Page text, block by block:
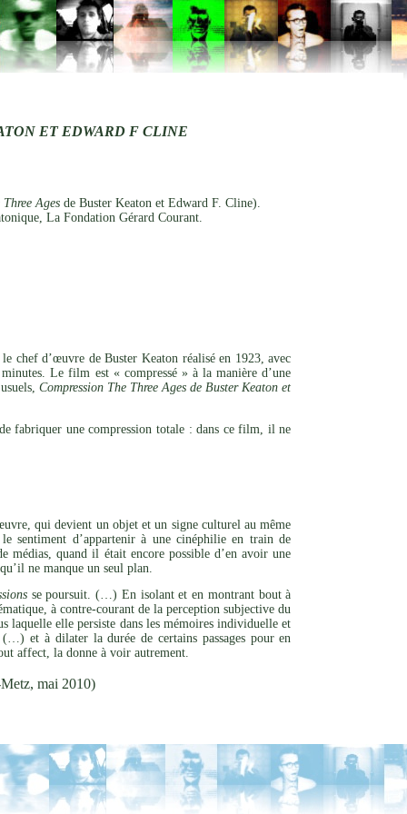
ET EDWARD F CLINE
Three Ages de Buster Keaton et Edward F. Cline).
La Fondation Gérard Courant.
chef d’œuvre de Buster Keaton réalisé en 1923, avec
Le film est « compressé » à la manière d’une
Compression The Three Ages de Buster Keaton et
fabriquer une compression totale : dans ce film, il ne
qui devient un objet et un signe culturel au même
sentiment d’appartenir à une cinéphilie en train de
médias, quand il était encore possible d’en avoir une
ne manque un seul plan.
se poursuit. (…) En isolant et en montrant bout à
à contre-courant de la perception subjective du
elle persiste dans les mémoires individuelle et
et à dilater la durée de certains passages pour en
affect, la donne à voir autrement.
mai 2010)